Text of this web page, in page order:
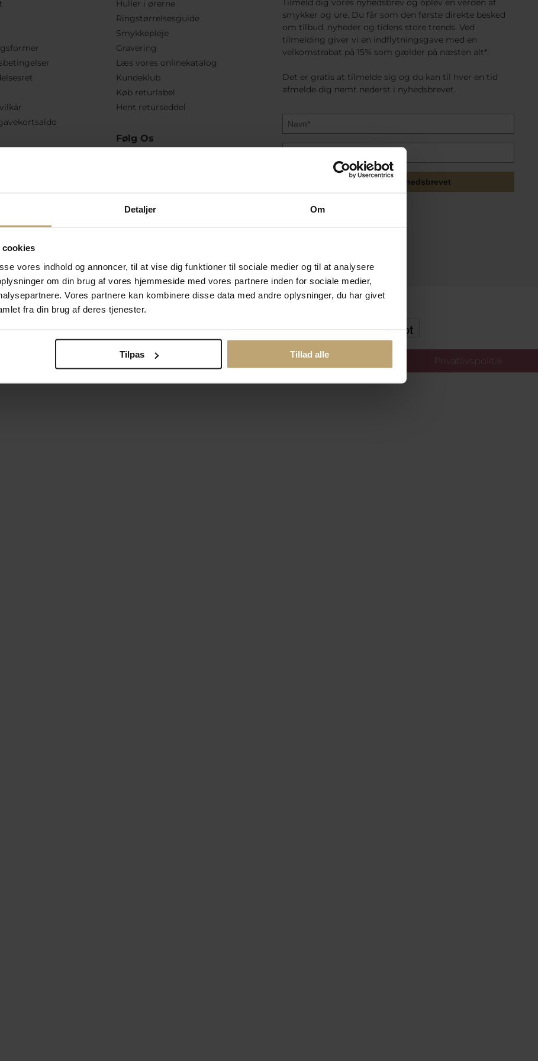
Detaljer Om
cookies
vores indhold og annoncer, til at vise dig funktioner til sociale medier og til at analysere
om din brug af vores hjemmeside med vores partnere inden for sociale medier,
Vores partnere kan kombinere disse data med andre oplysninger, du har givet
fra din brug af deres tjenester.
Tilpas Tillad alle
Huller i ørerne
Ringstørrelsesguide
Smykkepleje
Gravering
Læs vores onlinekatalog
Kundeklub
Køb returlabel
Hent returseddel
Følg Os
Tilmeld dig vores nyhedsbrev og oplev en verden af
smykker og ure. Du får som den første direkte besked
om tilbud, nyheder og tidens store trends. Ved
tilmelding giver vi en indflytningsgave med en
velkomstrabat på 15% som gælder på næsten alt*.
Det er gratis at tilmelde sig og du kan til hver en tid
afmelde dig nemt nederst i nyhedsbrevet.
Tilmeld mig nyhedsbrevet
Betalingsmuligheder Sikker Og Tryg E-Handel
Ændr cookie-indstillinger Privatlivspolitik